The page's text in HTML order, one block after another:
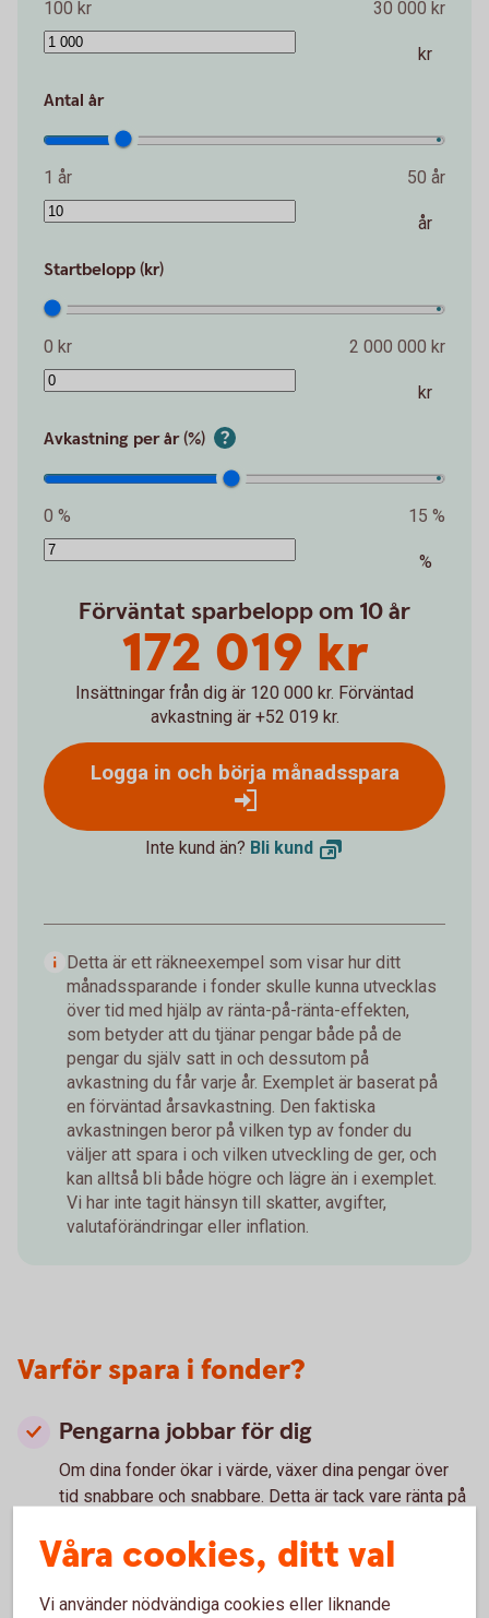
100 kr 30 000 kr
kr
Antal år
1 år 50 år
år
Startbelopp (kr)
0 kr 2 000 000 kr
kr
Avkastning per år (%)
0 % 15 %
%
Förväntat sparbelopp om 10 år
172 019 kr
Insättningar från dig är 120 000 kr. Förväntad
avkastning är +52 019 kr.
Logga in och börja månadsspara
Inte kund än? Bli kund
Detta är ett räkneexempel som visar hur ditt
månadssparande i fonder skulle kunna utvecklas
över tid med hjälp av ränta-på-ränta-effekten,
som betyder att du tjänar pengar både på de
pengar du själv satt in och dessutom på
avkastning du får varje år. Exemplet är baserat på
en förväntad årsavkastning. Den faktiska
avkastningen beror på vilken typ av fonder du
väljer att spara i och vilken utveckling de ger, och
kan alltså bli både högre och lägre än i exemplet.
Vi har inte tagit hänsyn till skatter, avgifter,
valutaförändringar eller inflation.
Varför spara i fonder?
Pengarna jobbar för dig
Om dina fonder ökar i värde, växer dina pengar över
tid snabbare och snabbare. Detta är tack vare ränta på
Ränta på ränta – vad är det?
Våra cookies, ditt val
Vi använder nödvändiga cookies eller liknande